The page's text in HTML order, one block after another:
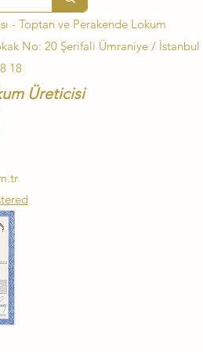
- Toptan ve Perakende Lokum
No: 20 Şerifali Ümraniye / İstanbul
18
Üreticisi